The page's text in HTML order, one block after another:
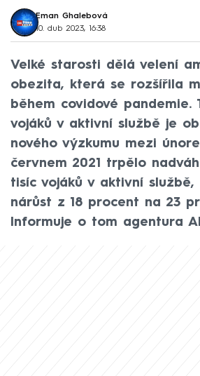
Eman Ghalebová
10. dub 2023, 16:38
Velké starosti dělá velení
obezita, která se rozšířila
během covidové pandemie.
vojáků v aktivní službě je
nového výzkumu mezi
červnem 2021 trpělo
tisíc vojáků v aktivní
nárůst z 18 procent na 23
Informuje o tom agentura